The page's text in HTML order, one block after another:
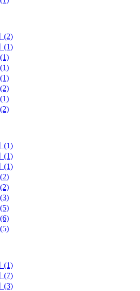
(2)
(1)
(1)
(1)
(1)
(1)
(7)
(3)